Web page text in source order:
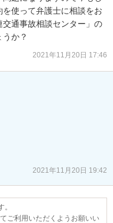
使って弁護士に相談をお
通事故相談センター」の
か？
2021年11月20日 17:46
2021年11月20日 19:42
ご利用いただくようお願いい